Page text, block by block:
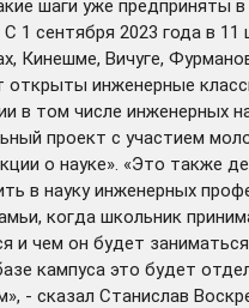
шаги уже предприняты
С 1 сентября 2023 года в
Кинешме, Вичуге,
открыты инженерные
в том числе инженерных
проект с участием
о науке». «Это также
в науку инженерных
когда школьник
и чем он будет
кампуса это будет
- сказал Станислав